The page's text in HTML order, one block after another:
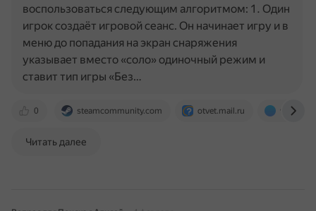
0 steamcommunity.com otvet.mail.ru
воспользоваться следующим алгоритмом: 1. Один
игрок создаёт игровой сеанс. Он начинает игру и в
меню до попадания на экран снаряжения
указывает вместо «соло» одиночный режим и
ставит тип игры «Без…
Читать далее